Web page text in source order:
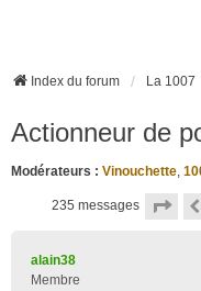
Index du forum La 1007
Actionneur de
Modérateurs : Vinouchette,
235 messages Page
alain38
Membre